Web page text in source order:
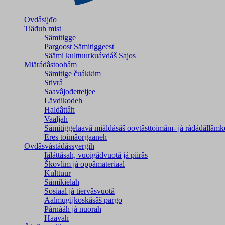
Ovdâsijđo
Tiäđuh mist
Sämitigge
Pargoost Sämitiggeest
Säämi kulttuurkuávdáš Sajos
Miärádâstoohâm
Sämitige čuákkim
Stivrâ
Saavâjođetteijee
Lävdikodeh
Haldâttâh
Vaaljah
Sämitiggelaavâ miäldásâš oovtâsttoimâm- já
Eres toimâorgaaneh
Ovdâsvástádâssyergih
Iäláttâsah, vuoigâdvuotâ já piirâs
Škovlim já oppâmateriaal
Kulttuur
Sämikielah
Sosiaal já tiervâsvuotâ
Aalmugijkoskâsâš pargo
Párnááh já nuorah
Haavah